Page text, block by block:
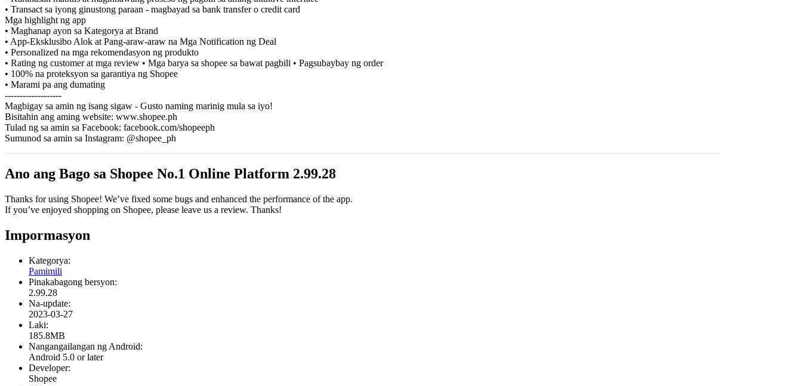
• Transact sa iyong ginustong paraan - magbayad sa bank transfer o credit card
Mga highlight ng app
• Maghanap ayon sa Kategorya at Brand
• App-Eksklusibo Alok at Pang-araw-araw na Mga Notification ng Deal
• Personalized na mga rekomendasyon ng produkto
• Rating ng customer at mga review • Mga barya sa shopee sa bawat pagbili • Pagsubaybay ng order
• 100% na proteksyon sa garantiya ng Shopee
• Marami pa ang dumating
-------------------
Magbigay sa amin ng isang sigaw - Gusto naming marinig mula sa iyo!
Bisitahin ang aming website: www.shopee.ph
Tulad ng sa amin sa Facebook: facebook.com/shopeeph
Sumunod sa amin sa Instagram: @shopee_ph
Ano ang Bago sa Shopee No.1 Online Platform 2.99.28
Thanks for using Shopee! We’ve fixed some bugs and enhanced the performance of the app.
If you’ve enjoyed shopping on Shopee, please leave us a review. Thanks!
Impormasyon
Kategorya:
Pamimili
Pinakabagong bersyon:
2.99.28
Na-update:
2023-03-27
Laki:
185.8MB
Nangangailangan ng Android:
Android 5.0 or later
Developer:
Shopee